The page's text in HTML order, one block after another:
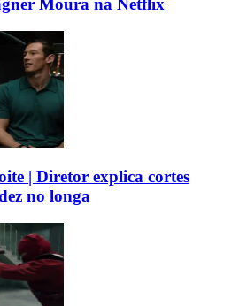
Moura na Netflix
| Diretor explica cortes
no longa